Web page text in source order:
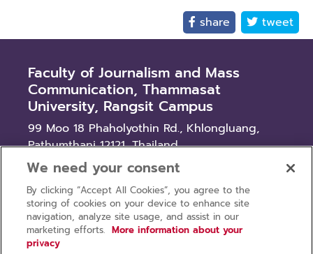
share tweet
Faculty of Journalism and Mass
Communication, Thammasat
University, Rangsit Campus
99 Moo 18 Phaholyothin Rd., Khlongluang,
Pathumthani 12121, Thailand
News
Procurement
Recruitment
We need your consent
By clicking “Accept All Cookies”, you agree to the
storing of cookies on your device to enhance site
navigation, analyze site usage, and assist in our
marketing efforts. More information about your
privacy